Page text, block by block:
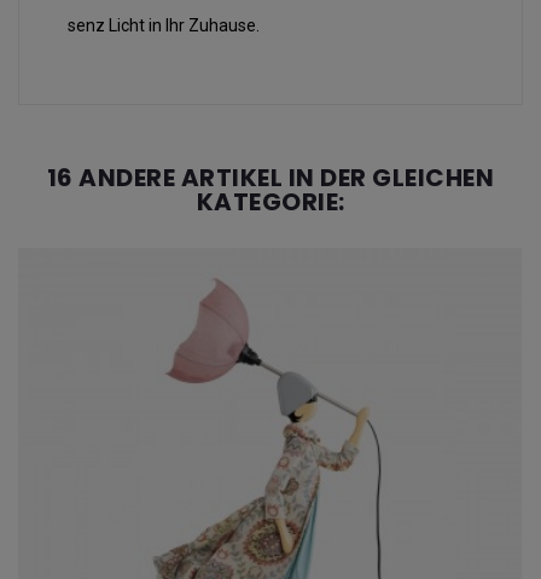
senz Licht in Ihr Zuhause.
16 ANDERE ARTIKEL IN DER GLEICHEN
KATEGORIE: